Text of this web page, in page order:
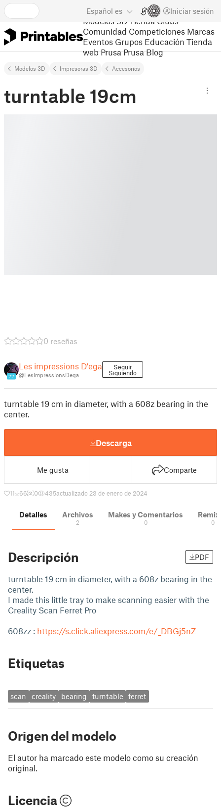
Español es Iniciar sesión
Modelos 3D Tienda Clubs
Comunidad Competiciones Marcas
Eventos Grupos Educación Tienda
web Prusa Prusa Blog
Modelos 3D Impresoras 3D Accesorios
turntable 19cm
0 reseñas
22
Les impressions D'ega
@LesimpressionsDega
Seguir
Siguiendo
turntable 19 cm in diameter, with a 608z bearing in the
center.
Descarga
Me gusta Comparte
11 66 0 435actualizado 23 de enero de 2024
Detalles Archivos
2
Makes y Comentarios
0 0
Descripción PDF
turntable 19 cm in diameter, with a 608z bearing in the
center.
I made this little tray to make scanning easier with the
Creality Scan Ferret Pro
608zz : https://s.click.aliexpress.com/e/_DBGj5nZ
Etiquetas
scan creality bearing turntable ferret
Origen del modelo
El autor ha marcado este modelo como su creación
original.
Licencia